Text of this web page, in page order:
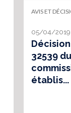
AVIS ET
05/04/2019
Décision
32539
établis...